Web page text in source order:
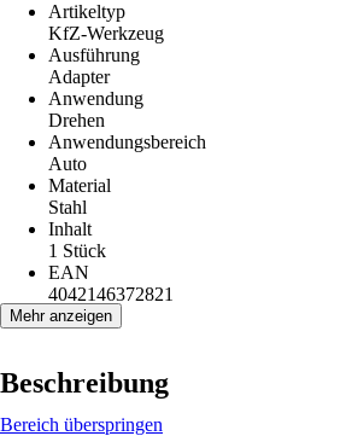
Artikeltyp
KfZ-Werkzeug
Ausführung
Adapter
Anwendung
Drehen
Anwendungsbereich
Auto
Material
Stahl
Inhalt
1 Stück
EAN
4042146372821
Mehr anzeigen
Beschreibung
Bereich überspringen